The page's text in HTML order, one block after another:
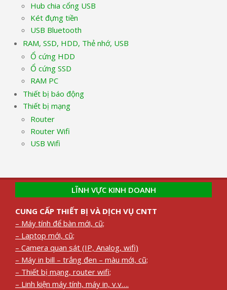
Hub chia cổng USB
Két đựng tiền
USB Bluetooth
RAM, SSD, HDD, Thẻ nhớ, USB
Ổ cứng HDD
Ổ cứng SSD
RAM PC
Thiết bị báo động
Thiết bị mạng
Router
Router Wifi
USB Wifi
LĨNH VỰC KINH DOANH
CUNG CẤP THIẾT BỊ VÀ DỊCH VỤ CNTT
– Máy tính để bàn mới, cũ;
– Laptop mới, cũ;
– Camera quan sát (IP, Analog, wifi)
– Máy in bill – trắng đen – màu mới, cũ;
– Thiết bị mạng, router wifi;
– Linh kiện máy tính, máy in, v.v….